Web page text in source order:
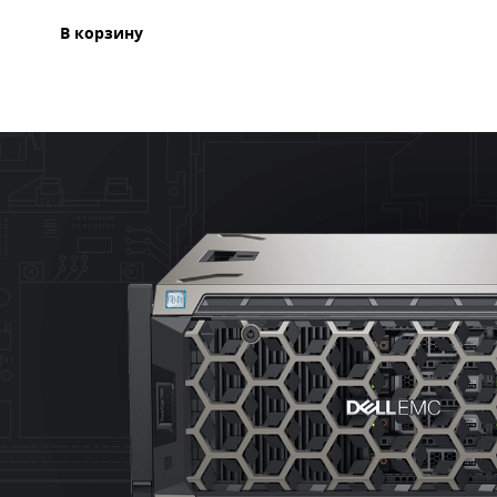
В корзину